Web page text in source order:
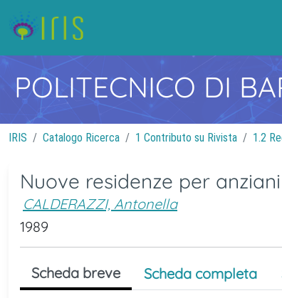
POLITECNICO DI
IRIS Catalogo Ricerca 1 Contributo su Rivista 1.2
Nuove residenze per anziani
CALDERAZZI, Antonella
1989
Scheda breve Scheda completa